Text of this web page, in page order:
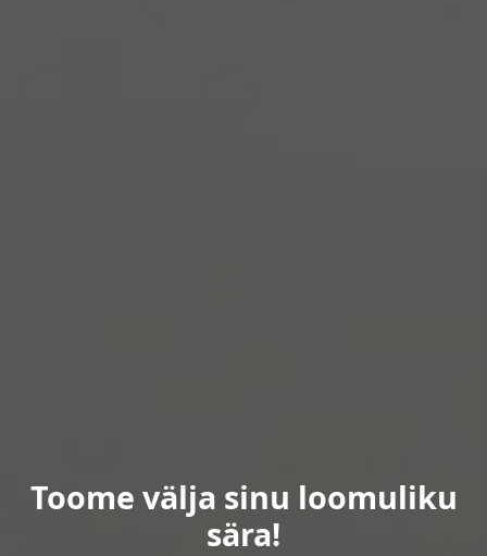
Toome välja sinu loomuliku
sära!